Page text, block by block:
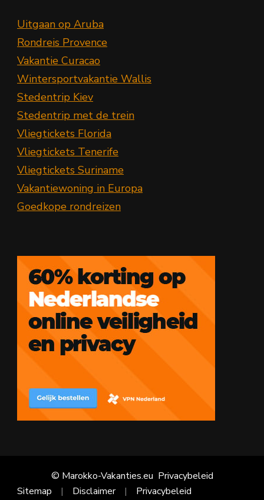
Uitgaan op Aruba
Rondreis Provence
Vakantie Curacao
Wintersportvakantie Wallis
Stedentrip Kiev
Stedentrip met de trein
Vliegtickets Florida
Vliegtickets Tenerife
Vliegtickets Suriname
Vakantiewoning in Europa
Goedkope rondreizen
© Marokko-Vakanties.eu Privacybeleid
Sitemap
Disclaimer
Privacybeleid